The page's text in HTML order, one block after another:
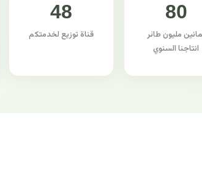
80
مليون طائر
انتاجنا السنوي
48
قناة توزيع لخدمتكم